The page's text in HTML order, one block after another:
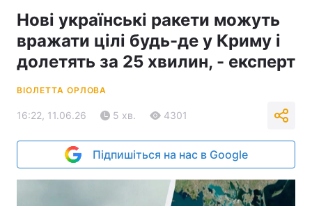
Нові українські ракети можуть
вражати цілі будь-де у Криму і
долетять за 25 хвилин, - експерт
ВІОЛЕТТА ОРЛОВА
16:22, 11.06.26 5 хв. 4301
Підпишіться на нас в Google